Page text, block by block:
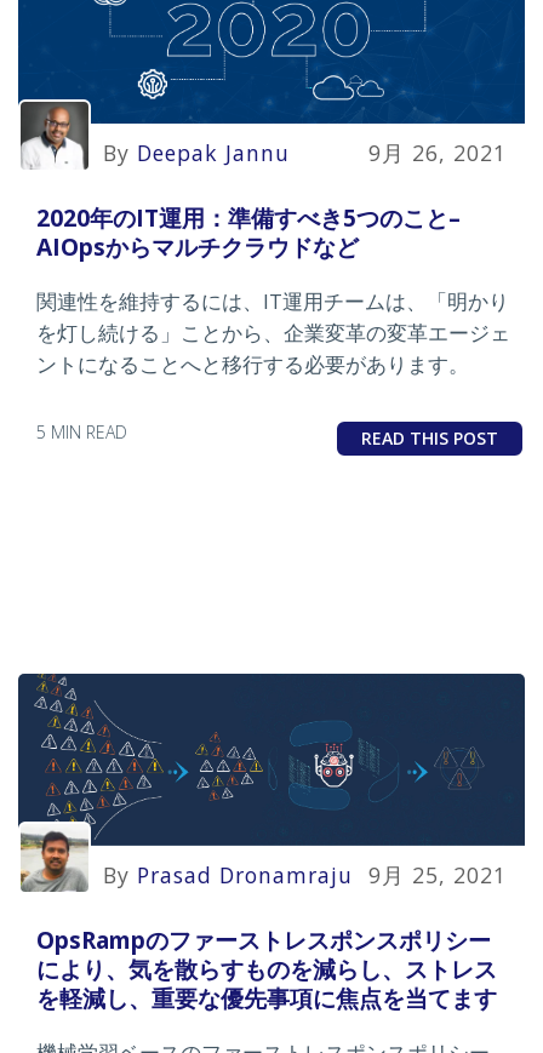
By Deepak Jannu 9月 26, 2021
2020年のIT運用：準備すべき5つのこと–
AIOpsからマルチクラウドなど
関連性を維持するには、IT運用チームは、「明かり
を灯し続ける」ことから、企業変革の変革エージェ
ントになることへと移行する必要があります。
5 MIN READ READ THIS POST
By Prasad Dronamraju 9月 25, 2021
OpsRampのファーストレスポンスポリシー
により、気を散らすものを減らし、ストレス
を軽減し、重要な優先事項に焦点を当てます